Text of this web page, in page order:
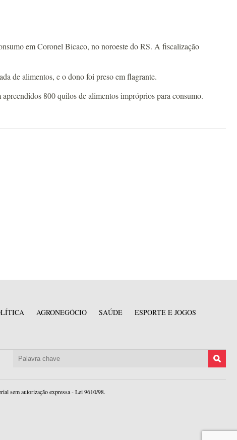
em Coronel Bicaco, no noroeste do RS. A fiscalização
de alimentos, e o dono foi preso em flagrante.
800 quilos de alimentos impróprios para consumo.
AGRONEGÓCIO SAÚDE ESPORTE E JOGOS
sem autorização expressa - Lei 9610/98.